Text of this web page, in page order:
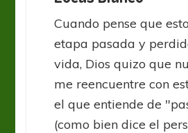
Cuando pense que
etapa pasada y
vida, Dios quizo que
me reencuentre con
el que entiende de
(como bien dice el